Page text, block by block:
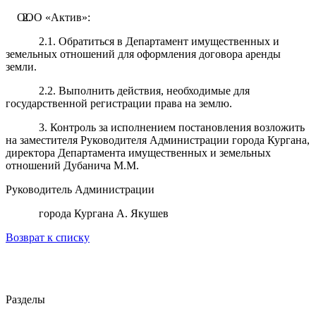
ООО «Актив»:
2.1. Обратиться в Департамент имущественных и
земельных отношений для оформления договора аренды
земли.
2.2. Выполнить действия, необходимые для
государственной регистрации права на землю.
3. Контроль за исполнением постановления возложить
на заместителя Руководителя Администрации города Кургана,
директора Департамента имущественных и земельных
отношений Дубанича М.М.
Руководитель Администрации
города Кургана А. Якушев
Возврат к списку
Разделы